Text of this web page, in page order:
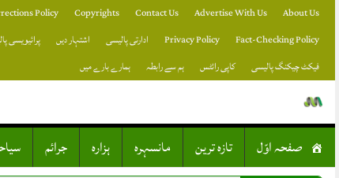
to
About Us
Advertise With Us
Contact Us
Copyrights
Policy
Fact-Checking Policy
Privacy Policy ادارتی پالیسی اشتہار دیں پرائیویسی
فیکٹ چیکنگ پالیسی
کاپی رائٹس ہم سے رابطہ ہمارے بارے میں
صفحہ اوّل تازہ ترین مانسہرہ ہزارہ جرائم